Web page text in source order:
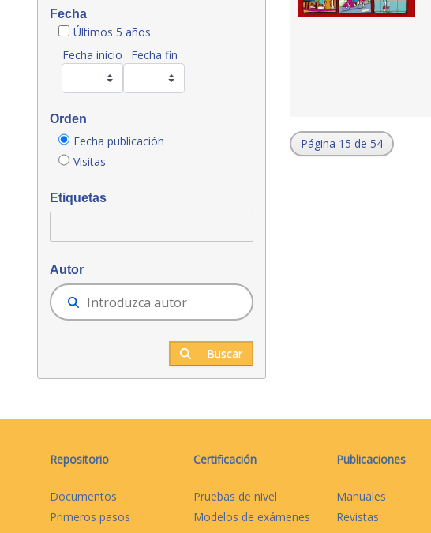
Fecha
Últimos 5 años
Fecha inicio
Fecha fin
Orden
Fecha publicación
Visitas
Etiquetas
Autor
Buscar
Página 15 de 54
Repositorio
Documentos
Primeros pasos
Certificación
Pruebas de nivel
Modelos de exámenes
Publicaciones
Manuales
Revistas